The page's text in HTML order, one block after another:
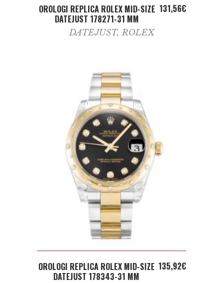
ADD TO CART
OROLOGI REPLICA ROLEX MID-SIZE
DATEJUST 178271-31 MM
131,56€
DATEJUST, ROLEX
ADD TO CART
OROLOGI REPLICA ROLEX MID-SIZE
DATEJUST 178343-31 MM
135,92€